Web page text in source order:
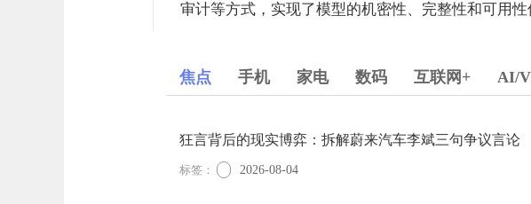
审计等方式，实现了模型的机密性、完整性和可用
焦点 手机 家电 数码 互联网+ AI/
狂言背后的现实博弈：拆解蔚来汽车李斌三句争议言论
标签： 2026-08-04